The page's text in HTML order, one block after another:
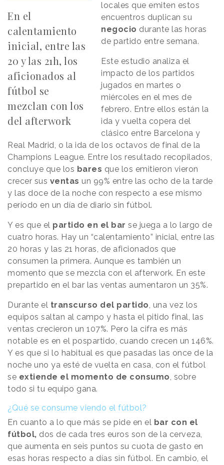
En el
calentamiento
inicial, entre las
20 y las 21h, los
aficionados al
fútbol se
mezclan con los
del afterwork
locales que emiten estos
encuentros duplican su
negocio durante las horas
de partido entre semana.
Este estudio analiza el
impacto de los partidos
jugados en martes o
miércoles en el mes de
febrero. Entre ellos están la
ida y vuelta copera del
clásico entre Barcelona y
Real Madrid, o la ida de los octavos de final de la
Champions League. Entre los resultado recopilados,
concluye que los bares que los emitieron vieron
crecer sus ventas un 99% entre las ocho de la tarde
y las doce de la noche con respecto a ese mismo
período en un día de diario sin fútbol.
Y es que el partido en el bar se juega a lo largo de
cuatro horas. Hay un “calentamiento” inicial, entre las
20 horas y las 21 horas, de aficionados que
consumen la primera. Aunque es también un
momento que se mezcla con el afterwork. En este
prepartido en el bar las ventas aumentaron un 35%.
Durante el transcurso del partido, una vez los
equipos saltan al campo y hasta el pitido final, las
ventas crecieron un 107%. Pero la cifra es más
notable es en el pospartido, cuando crecen un 146%.
Y es que si lo habitual es que pasadas las once de la
noche uno ya esté de vuelta en casa, con el fútbol
se extiende el momento de consumo, sobre
todo si tu equipo gana.
¿Qué se consume viendo el fútbol?
En cuanto a lo que más se pide en el bar con el
fútbol, dos de cada tres euros son de la cerveza,
que aumenta en seis puntos su cuota de gasto en
esas horas respecto a días sin fútbol. En cambio, el